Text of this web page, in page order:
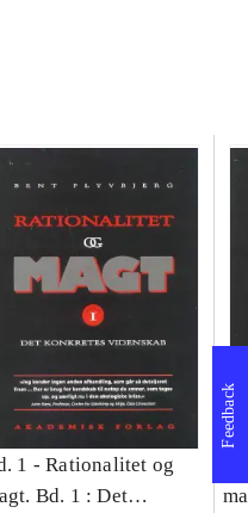
1 -Rationalitet og
Bd. 1 : Det
Feedback